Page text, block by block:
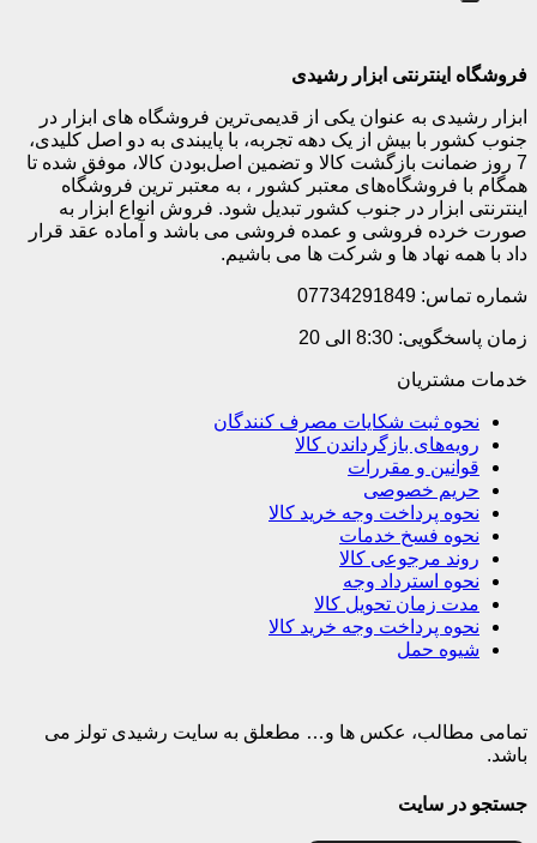
فروشگاه اینترنتی ابزار رشیدی
ابزار رشیدی به عنوان یکی از قدیمی‌ترین فروشگاه های ابزار در
جنوب کشور با بیش از یک دهه تجربه، با پایبندی به دو اصل کلیدی،
7 روز ضمانت بازگشت کالا و تضمین اصل‌بودن کالا، موفق شده تا
همگام با فروشگاه‌های معتبر کشور ، به معتبر ترین فروشگاه
اینترنتی ابزار در جنوب کشور تبدیل شود. فروش انواع ابزار به
صورت خرده فروشی و عمده فروشی می باشد و آماده عقد قرار
داد با همه نهاد ها و شرکت ها می باشیم.
شماره تماس: 07734291849
زمان پاسخگویی: 8:30 الی 20
خدمات مشتریان
نحوه ثبت شکایات مصرف کنندگان
رویه‌های بازگرداندن کالا
قوانین و مقررات
حریم خصوصی
نحوه پرداخت وجه خرید کالا
نحوه فسخ خدمات
روند مرجوعی کالا
نحوه استرداد وجه
مدت زمان تحویل کالا
نحوه پرداخت وجه خرید کالا
شیوه حمل
تمامی مطالب، عکس ها و… مطعلق به سایت رشیدی تولز می
باشد.
جستجو در سایت